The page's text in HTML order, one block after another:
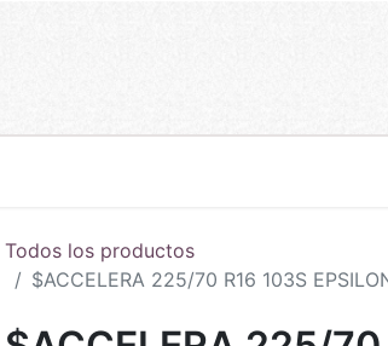
Todos los productos
$ACCELERA 225/70 R16 103S